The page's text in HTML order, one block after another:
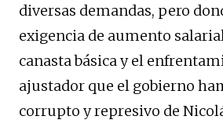
diversas demandas, pero
exigencia de aumento
canasta básica y el
ajustador que el gobierno
corrupto y represivo de